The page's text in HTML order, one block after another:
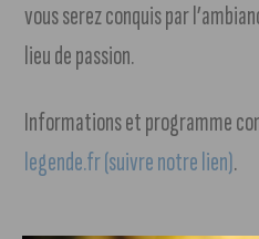
vous serez conquis par
lieu de passion.
Informations et programme
legende.fr (suivre notre lien).